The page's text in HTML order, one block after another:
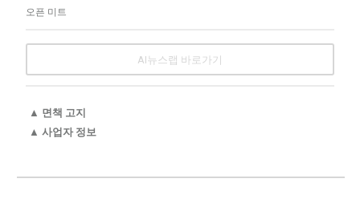
오픈 미트
AI뉴스랩 바로가기
▲ 면책 고지
▲ 사업자 정보